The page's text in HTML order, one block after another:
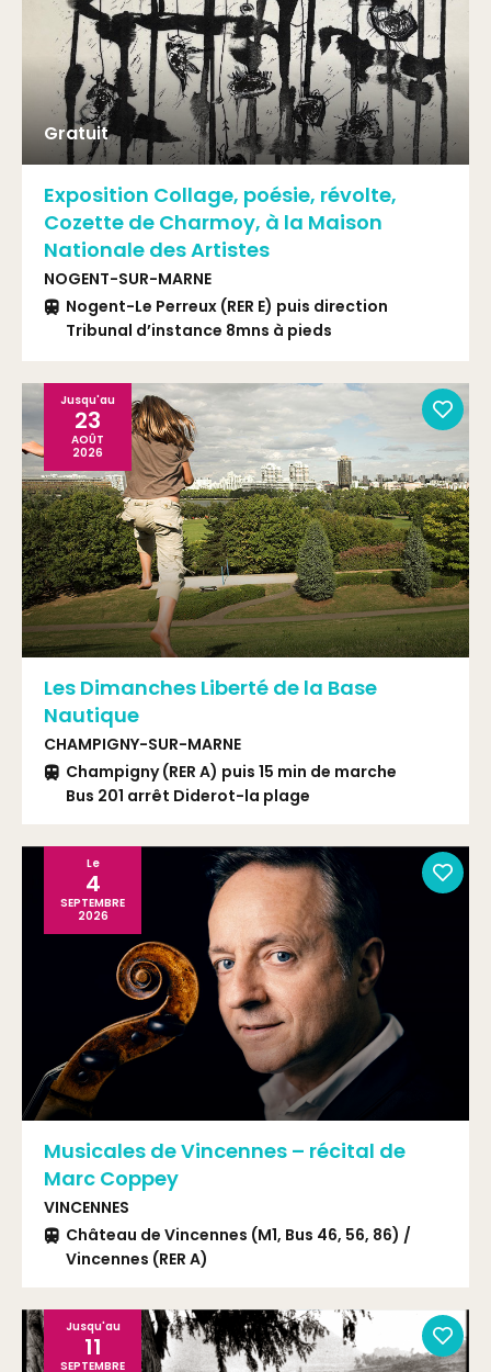
Gratuit
Exposition Collage, poésie, révolte,
Cozette de Charmoy, à la Maison
Nationale des Artistes
NOGENT-SUR-MARNE
Nogent-Le Perreux (RER E) puis direction
Tribunal d’instance 8mns à pieds
Jusqu'au
23
AOÛT
2026
Les Dimanches Liberté de la Base
Nautique
CHAMPIGNY-SUR-MARNE
Champigny (RER A) puis 15 min de marche
Bus 201 arrêt Diderot-la plage
Le
4
SEPTEMBRE
2026
Musicales de Vincennes – récital de
Marc Coppey
VINCENNES
Château de Vincennes (M1, Bus 46, 56, 86) /
Vincennes (RER A)
Jusqu'au
11
SEPTEMBRE